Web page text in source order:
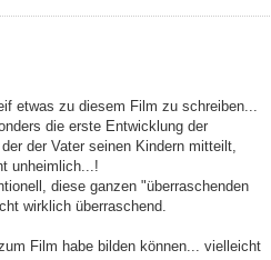
etwas zu diesem Film zu schreiben...
die erste Entwicklung der
der Vater seinen Kindern mitteilt,
unheimlich...!
diese ganzen "überraschenden
wirklich überraschend.
Film habe bilden können... vielleicht